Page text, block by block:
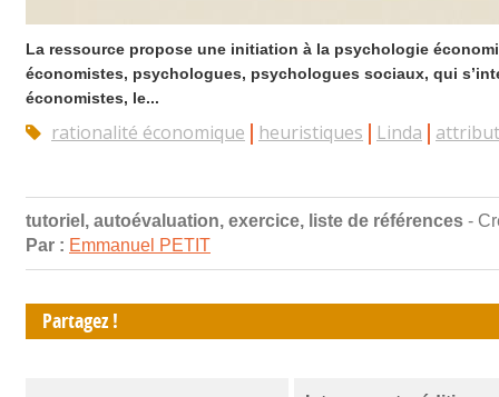
La ressource propose une initiation à la psychologie
économistes, psychologues, psychologues sociaux, qui
économistes, le...
rationalité économique heuristiques Linda
tutoriel, autoévaluation, exercice, liste de références -
Par : Emmanuel PETIT
Partagez !